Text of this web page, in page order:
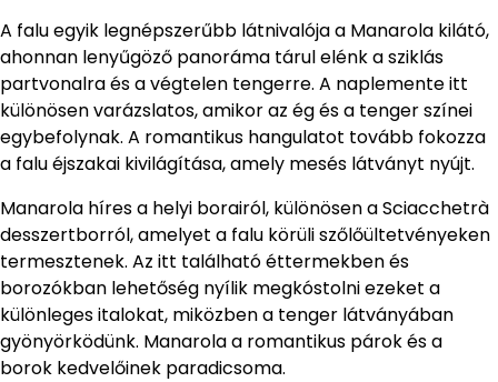
A falu egyik legnépszerűbb látnivalója a Manarola kilátó,
ahonnan lenyűgöző panoráma tárul elénk a sziklás
partvonalra és a végtelen tengerre. A naplemente itt
különösen varázslatos, amikor az ég és a tenger színei
egybefolynak. A romantikus hangulatot tovább fokozza
a falu éjszakai kivilágítása, amely mesés látványt nyújt.
Manarola híres a helyi borairól, különösen a Sciacchetrà
desszertborról, amelyet a falu körüli szőlőültetvényeken
termesztenek. Az itt található éttermekben és
borozókban lehetőség nyílik megkóstolni ezeket a
különleges italokat, miközben a tenger látványában
gyönyörködünk. Manarola a romantikus párok és a
borok kedvelőinek paradicsoma.